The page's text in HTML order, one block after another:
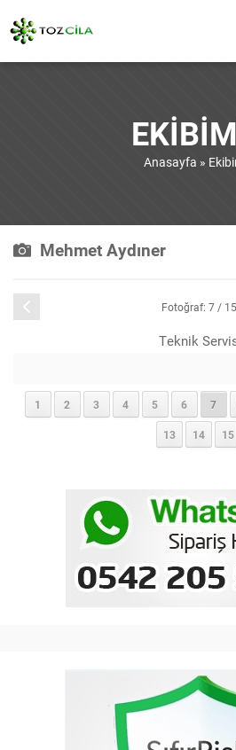
Anasayfa »
Mehmet Aydıner
Fotoğraf: 7 / 15
Teknik
1 2 3 4 5 6 7
13 14 15